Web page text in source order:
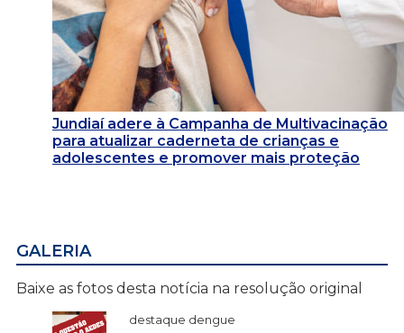
Jundiaí adere à Campanha de Multivacinação
para atualizar caderneta de crianças e
adolescentes e promover mais proteção
GALERIA
Baixe as fotos desta notícia na resolução original
destaque dengue